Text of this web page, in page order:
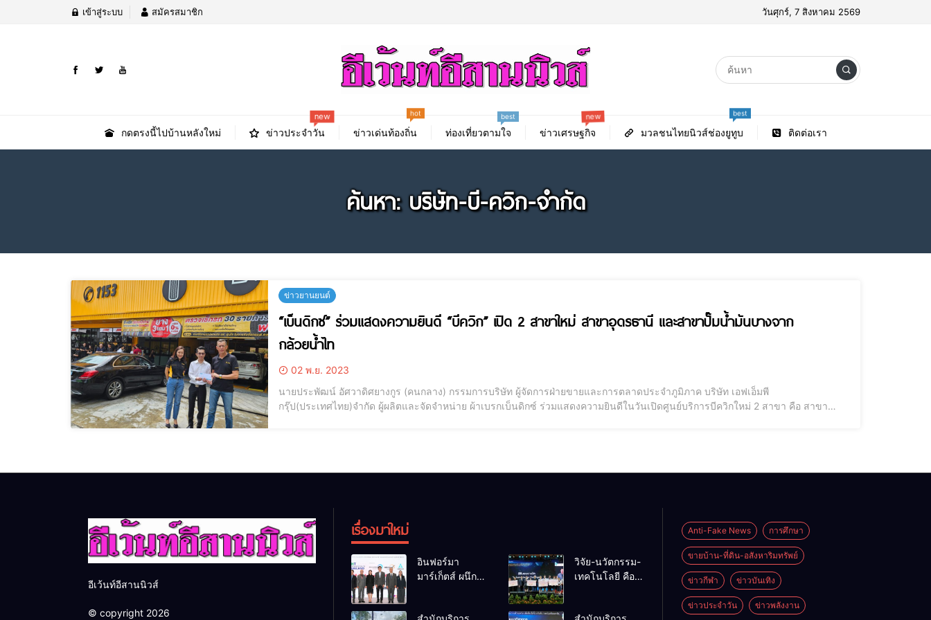
เข้าสู่ระบบ สมัครสมาชิก วันศุกร์, 7 สิงหาคม 2569
กดตรงนี้ไปบ้านหลังใหม่ ข่าวประจำวัน
new
ข่าวเด่นท้องถิ่น
hot
ท่องเที่ยวตามใจ
best
ข่าวเศรษฐกิจ
new
มวลชนไทยนิวส์ช่องยูทูบ
best
ติดต่อเรา
ค้นหา: บริษัท-บี-ควิก-จำกัด
ข่าวยานยนต์
“เบ็นดิกซ์” ร่วมแสดงความยินดี “บีควิก” เปิด 2 สาขาใหม่ สาขาอุดรธานี และสาขาปั๊มน้ำมันบางจาก
กล้วยน้ำไท
02 พ.ย. 2023
นายประพัฒน์ อัศวาดิศยางกูร (คนกลาง) กรรมการบริษัท ผู้จัดการฝ่ายขายและการตลาดประจำภูมิภาค บริษัท เอฟเอ็มพี
กรุ๊ป(ประเทศไทย)จำกัด ผู้ผลิตและจัดจำหน่าย ผ้าเบรกเบ็นดิกซ์ ร่วมแสดงความยินดีในวันเปิดศูนย์บริการบีควิกใหม่ 2 สาขา คือ สาขา
อีเว้นท์อีสานนิวส์
© copyright 2026
เรื่องมาใหม่
อินฟอร์มา
มาร์เก็ตส์ ผนึก
วิจัย-นวัตกรรม-
เทคโนโลยี คือ
Anti-Fake News การศึกษา
ขายบ้าน-ที่ดิน-อสังหาริมทรัพย์
ข่าวกีฬา ข่าวบันเทิง
ข่าวประจำวัน ข่าวพลังงาน